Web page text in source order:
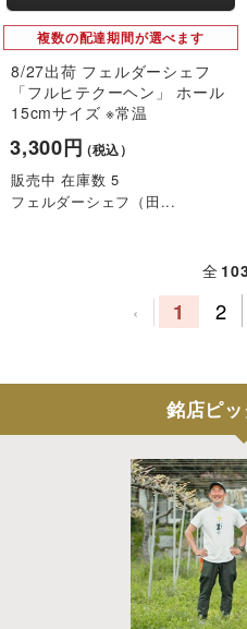
複数の配達期間が選べます
8/27出荷 フェルダーシェフ
「フルヒテクーヘン」 ホール
15cmサイズ ※常温
3,300円（税込）
販売中 在庫数 5
フェルダーシェフ（田...
全
‹ 1 2
銘店ピ